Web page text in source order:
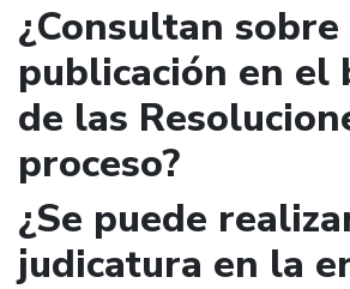
¿Consultan sobre
publicación en el
de las
proceso?
¿Se puede
judicatura en la